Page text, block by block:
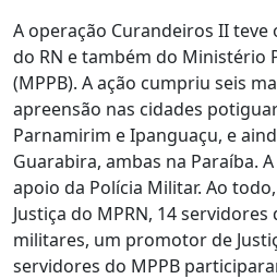
A operação Curandeiros II
do RN e também do Ministério
(MPPB). A ação cumpriu seis
apreensão nas cidades
Parnamirim e Ipanguaçu, e
Guarabira, ambas na Paraíba.
apoio da Polícia Militar. Ao
Justiça do MPRN, 14 servidores
militares, um promotor de
servidores do MPPB